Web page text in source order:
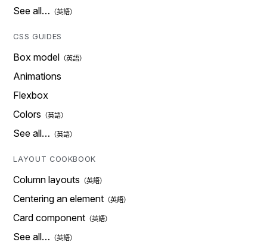
See all…
CSS GUIDES
Box model
Animations
Flexbox
Colors
See all…
LAYOUT COOKBOOK
Column layouts
Centering an element
Card component
See all…